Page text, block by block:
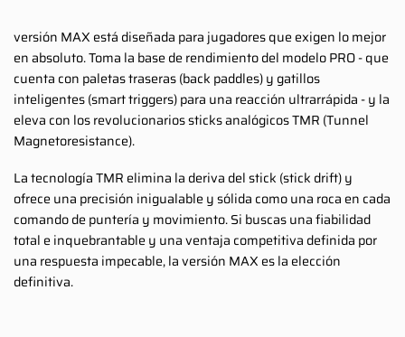
versión MAX está diseñada para jugadores que exigen lo mejor
en absoluto. Toma la base de rendimiento del modelo PRO - que
cuenta con paletas traseras (back paddles) y gatillos
inteligentes (smart triggers) para una reacción ultrarrápida - y la
eleva con los revolucionarios sticks analógicos TMR (Tunnel
Magnetoresistance).
La tecnología TMR elimina la deriva del stick (stick drift) y
ofrece una precisión inigualable y sólida como una roca en cada
comando de puntería y movimiento. Si buscas una fiabilidad
total e inquebrantable y una ventaja competitiva definida por
una respuesta impecable, la versión MAX es la elección
definitiva.